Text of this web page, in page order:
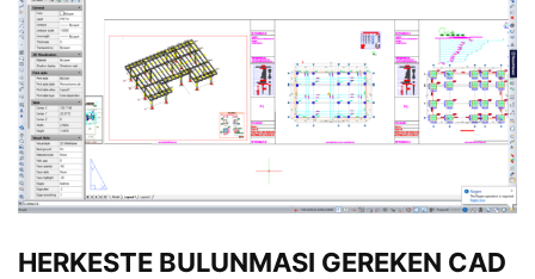
HERKESTE BULUNMASI GEREKEN CAD